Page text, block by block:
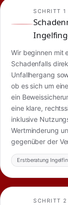
SCHRITT 1
Wir beginnen mit
Schadenfalls
Unfallhergang
ob es sich um
ein
eine klare,
inklusive
Wertminderung
gegenüber der
Erstberatung
SCHRITT 2